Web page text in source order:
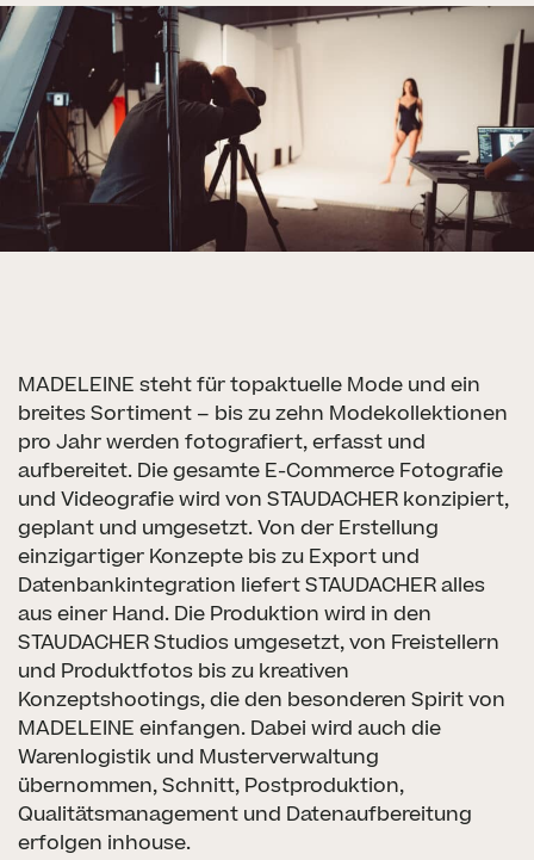
PROJEKTE
SERVICES
KULTUR
KONTAKT
KARRIERE
MADELEINE steht für topaktuelle Mode und ein
breites Sortiment – bis zu zehn Modekollektionen
pro Jahr werden fotografiert, erfasst und
aufbereitet. Die gesamte E-Commerce Fotografie
und Videografie wird von STAUDACHER konzipiert,
geplant und umgesetzt. Von der Erstellung
einzigartiger Konzepte bis zu Export und
Datenbankintegration liefert STAUDACHER alles
aus einer Hand. Die Produktion wird in den
STAUDACHER Studios umgesetzt, von Freistellern
und Produktfotos bis zu kreativen
Konzeptshootings, die den besonderen Spirit von
MADELEINE einfangen. Dabei wird auch die
Warenlogistik und Musterverwaltung
übernommen, Schnitt, Postproduktion,
Qualitätsmanagement und Datenaufbereitung
erfolgen inhouse.